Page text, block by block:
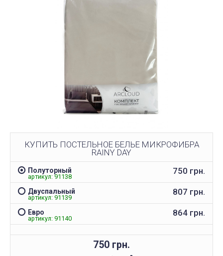
КУПИТЬ ПОСТЕЛЬНОЕ БЕЛЬЕ МИКРОФИБРА
RAINY DAY
Полуторный
артикул: 91138
750 грн.
Двуспальный
артикул: 91139
807 грн.
Евро
артикул: 91140
864 грн.
750 грн.